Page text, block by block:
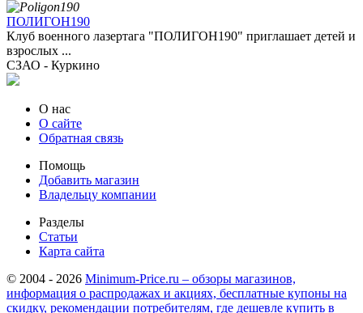
ПОЛИГОН190
Клуб военного лазертага "ПОЛИГОН190" приглашает детей и
взрослых ...
СЗАО - Куркино
О нас
О сайте
Обратная связь
Помощь
Добавить магазин
Владельцу компании
Разделы
Статьи
Карта сайта
© 2004 - 2026 Minimum-Price.ru – обзоры магазинов,
информация о распродажах и акциях, бесплатные купоны на
скидку, рекомендации потребителям, где дешевле купить в